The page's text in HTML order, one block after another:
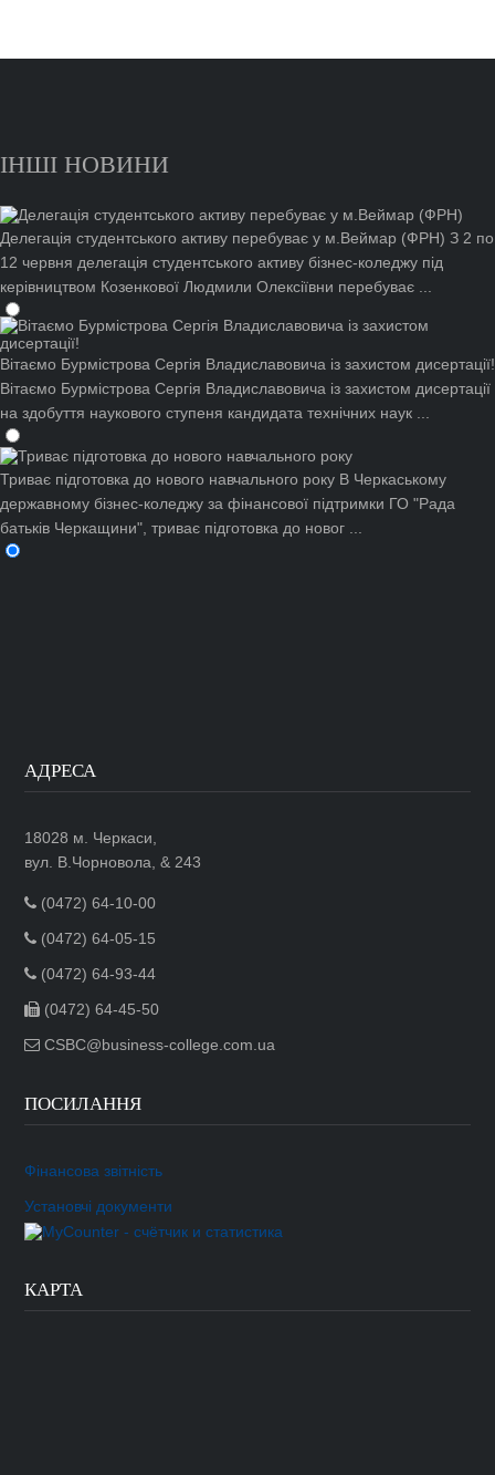
ІНШІ НОВИНИ
Делегація студентського активу перебуває у м.Веймар (ФРН) З 2 по
12 червня делегація студентського активу бізнес-коледжу під
керівництвом Козенкової Людмили Олексіївни перебуває ...
Вітаємо Бурмістрова Сергія Владиславовича із захистом дисертації!
Вітаємо Бурмістрова Сергія Владиславовича із захистом дисертації
на здобуття наукового ступеня кандидата технічних наук ...
Триває підготовка до нового навчального року В Черкаському
державному бізнес-коледжу за фінансової підтримки ГО "Рада
батьків Черкащини", триває підготовка до новог ...
АДРЕСА
18028 м. Черкаси,
вул. В.Чорновола, & 243
(0472) 64-10-00
(0472) 64-05-15
(0472) 64-93-44
(0472) 64-45-50
CSBC@business-college.com.ua
ПОСИЛАННЯ
Фінансова звітність
Установчі документи
КАРТА